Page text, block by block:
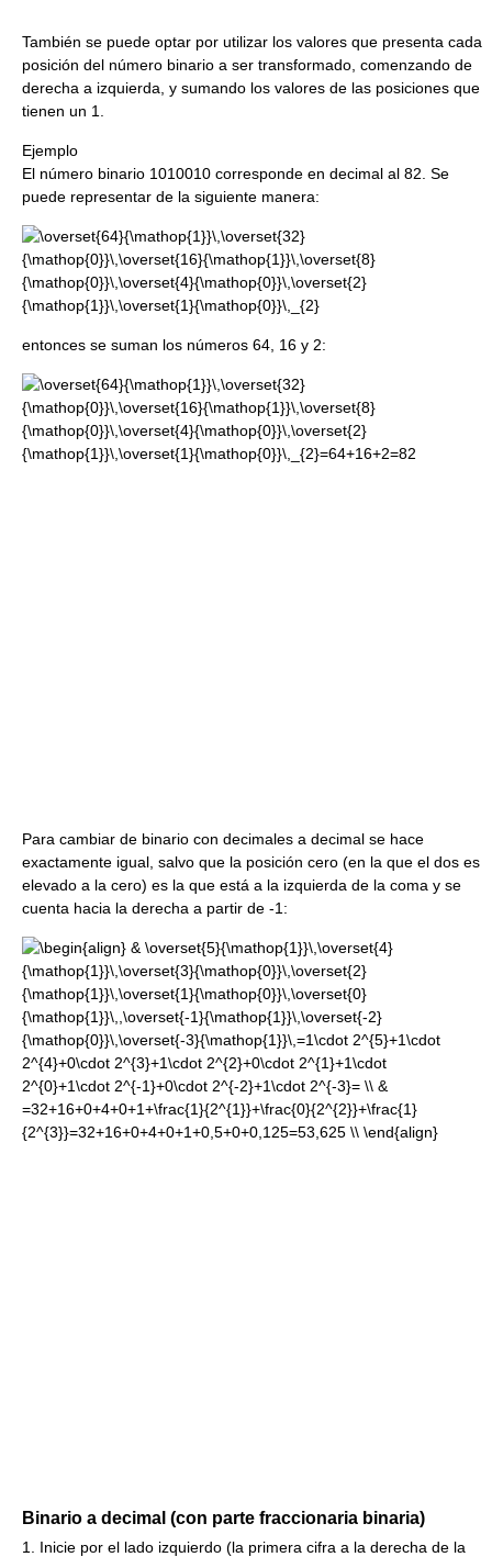
También se puede optar por utilizar los valores que presenta cada
posición del número binario a ser transformado, comenzando de
derecha a izquierda, y sumando los valores de las posiciones que
tienen un 1.
Ejemplo
El número binario 1010010 corresponde en decimal al 82. Se
puede representar de la siguiente manera:
entonces se suman los números 64, 16 y 2:
Para cambiar de binario con decimales a decimal se hace
exactamente igual, salvo que la posición cero (en la que el dos es
elevado a la cero) es la que está a la izquierda de la coma y se
cuenta hacia la derecha a partir de -1:
Binario a decimal (con parte fraccionaria binaria)
1. Inicie por el lado izquierdo (la primera cifra a la derecha de la